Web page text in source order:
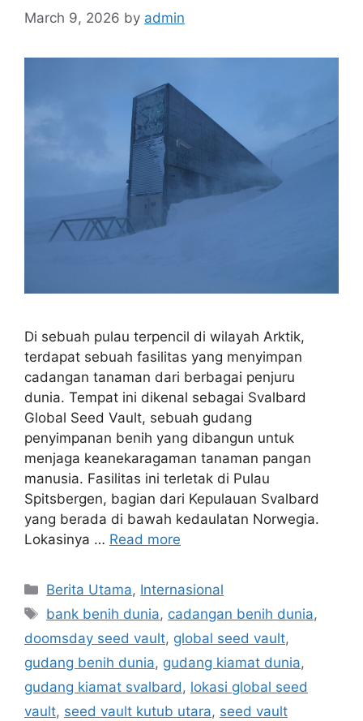
March 9, 2026 by admin
Di sebuah pulau terpencil di wilayah Arktik,
terdapat sebuah fasilitas yang menyimpan
cadangan tanaman dari berbagai penjuru
dunia. Tempat ini dikenal sebagai Svalbard
Global Seed Vault, sebuah gudang
penyimpanan benih yang dibangun untuk
menjaga keanekaragaman tanaman pangan
manusia. Fasilitas ini terletak di Pulau
Spitsbergen, bagian dari Kepulauan Svalbard
yang berada di bawah kedaulatan Norwegia.
Lokasinya … Read more
C
a
e
g
o
r
Berita Utama, Internasional
T
s
bank benih dunia, cadangan benih dunia,
doomsday seed vault, global seed vault,
gudang benih dunia, gudang kiamat dunia,
gudang kiamat svalbard , lokasi global seed
vault, seed vault kutub utara, seed vault